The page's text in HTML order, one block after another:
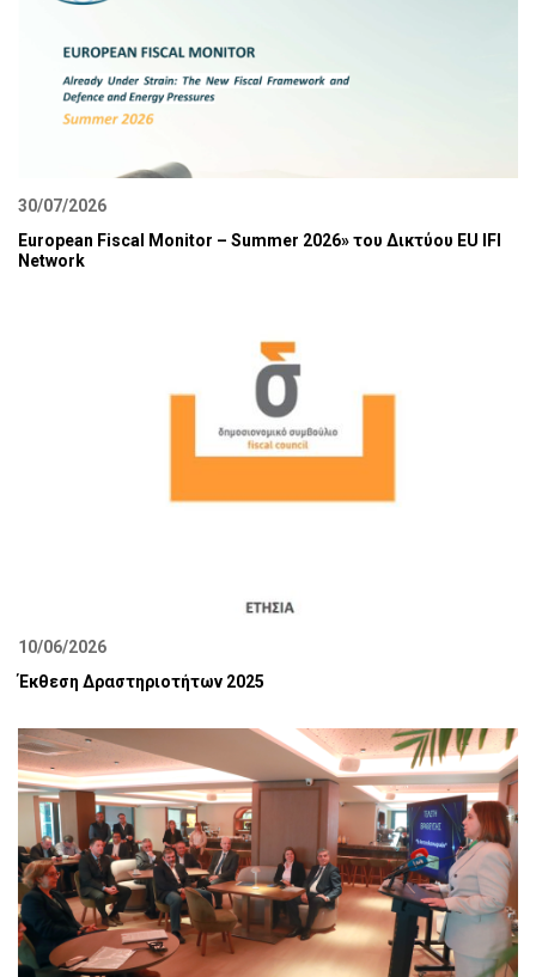
30/07/2026
European Fiscal Monitor – Summer 2026» του Δικτύου EU IFI
Network
10/06/2026
Έκθεση Δραστηριοτήτων 2025